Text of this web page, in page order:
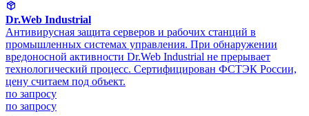
Dr.Web Industrial
Антивирусная защита серверов и рабочих станций в
промышленных системах управления. При обнаружении
вредоносной активности Dr.Web Industrial не прерывает
технологический процесс. Сертифицирован ФСТЭК России,
цену считаем под объект.
по запросу
по запросу